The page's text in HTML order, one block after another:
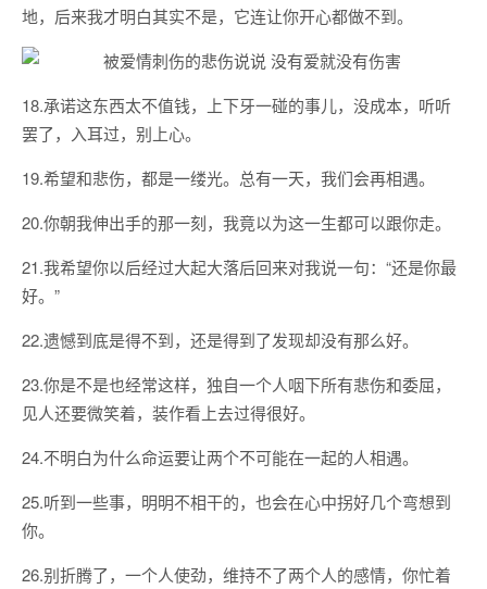
地，后来我才明白其实不是，它连让你开心都做不到。
18.承诺这东西太不值钱，上下牙一碰的事儿，没成本，听听
罢了，入耳过，别上心。
19.希望和悲伤，都是一缕光。总有一天，我们会再相遇。
20.你朝我伸出手的那一刻，我竟以为这一生都可以跟你走。
21.我希望你以后经过大起大落后回来对我说一句：“还是你最
好。”
22.遗憾到底是得不到，还是得到了发现却没有那么好。
23.你是不是也经常这样，独自一个人咽下所有悲伤和委屈，
见人还要微笑着，装作看上去过得很好。
24.不明白为什么命运要让两个不可能在一起的人相遇。
25.听到一些事，明明不相干的，也会在心中拐好几个弯想到
你。
26.别折腾了，一个人使劲，维持不了两个人的感情，你忙着